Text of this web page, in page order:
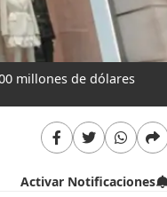
millones de dólares
Activar Notificaciones